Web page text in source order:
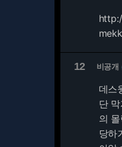
12 비공개
데스
단
의
당하